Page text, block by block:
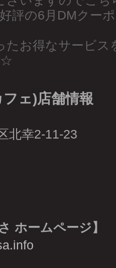
評の6月DMクー
たお得なサービス
☆
ェ)店舗情報
北幸2-11-23
ホームページ】